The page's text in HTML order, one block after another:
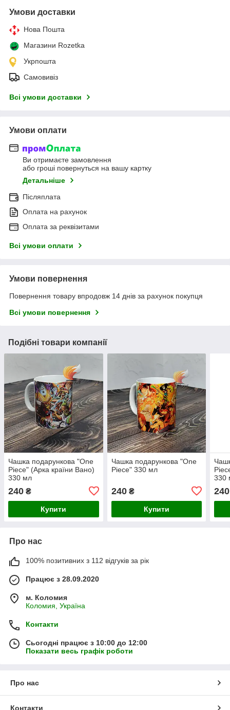
Умови доставки
Нова Пошта
Магазини Rozetka
Укрпошта
Самовивіз
Всі умови доставки
Умови оплати
Ви отримаєте замовлення
або гроші повернуться на вашу картку
Детальніше
Післяплата
Оплата на рахунок
Оплата за реквізитами
Всі умови оплати
Умови повернення
Повернення товару впродовж 14 днів за рахунок покупця
Всі умови повернення
Подібні товари компанії
Чашка подарункова "One
Piece" (Арка країни Вано)
330 мл
240 ₴
Купити
Чашка подарункова "One
Piece" 330 мл
240₴
Купити
330
240
Про нас
100% позитивних з 112 відгуків за рік
Працює з 28.09.2020
м. Коломия
Коломия, Україна
Контакти
Сьогодні працює з 10:00 до 12:00
Показати весь графік роботи
Про нас
Контакти